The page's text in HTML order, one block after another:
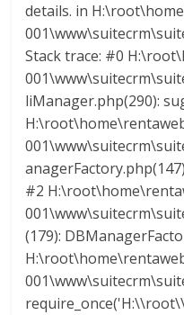
details. in
Stack trace: #0
liManager.php(290):
#2
(179):